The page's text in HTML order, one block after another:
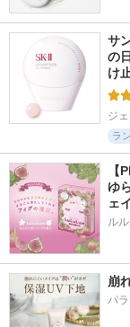
サ
の
け
ジ
ラ
【
ゆ
ェ
ル
崩
パ